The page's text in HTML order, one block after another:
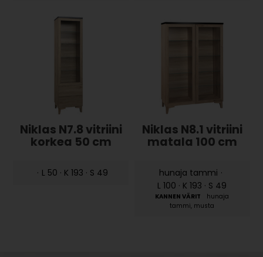
Niklas N7.8 vitriini
korkea 50 cm
· L 50 · K 193 · S 49
Niklas N8.1 vitriini
matala 100 cm
hunaja tammi ·
L 100 · K 193 · S 49
hunaja
tammi, musta